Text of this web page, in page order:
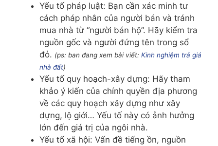
Yếu tố pháp luật: Bạn cần xác minh tư
cách pháp nhân của người bán và tránh
mua nhà từ “người bán hộ”. Hãy kiểm tra
nguồn gốc và người đứng tên trong sổ
đỏ. (ps: ban đang xem bài viết: Kinh nghiệm trả giá
nhà đất)
Yếu tố quy hoạch-xây dựng: Hãy tham
khảo ý kiến của chính quyền địa phương
về các quy hoạch xây dựng như xây
dựng, lộ giới… Yếu tố này có ảnh hưởng
lớn đến giá trị của ngôi nhà.
Yếu tố xã hội: Vấn đề tiếng ồn, nguồn